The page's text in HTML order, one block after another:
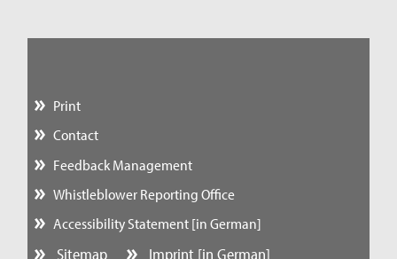
Print
Contact
Feedback Management
Whistleblower Reporting Office
Accessibility Statement [in German]
Sitemap Imprint [in German]